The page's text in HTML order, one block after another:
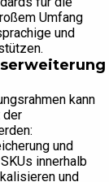
Umfang
und
kann
der
und
innerhalb
und